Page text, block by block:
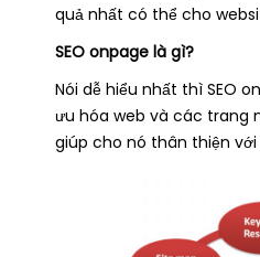
quả nhất có thể cho
SEO onpage là gì?
Nói dễ hiểu nhất thì SEO
ưu hóa web và các trang
giúp cho nó thân thiện